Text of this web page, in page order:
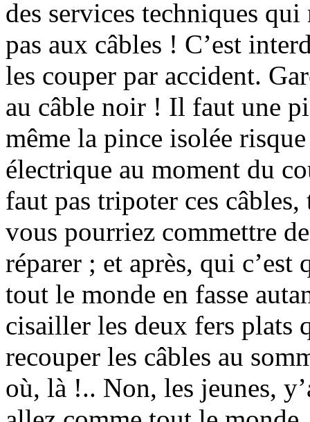
des services techniques
pas aux câbles ! C’est
les couper par accident.
au câble noir ! Il faut une
même la pince isolée
électrique au moment du
faut pas tripoter ces
vous pourriez commettre
réparer ; et après, qui
tout le monde en fasse
cisailler les deux fers plats
recouper les câbles au
où, là !.. Non, les jeunes,